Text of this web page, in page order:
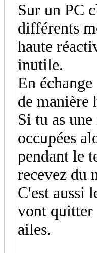
Sur un PC
différents
haute
inutile.
En
de manière
Si tu as
occupées
pendant le
recevez du
C'est aussi
vont quitter
ailes.